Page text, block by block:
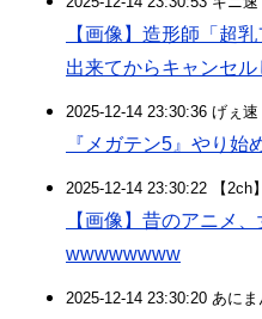
【画像】造形師「超
出来てからキャンセル
2025-12-14 23:30:36 げぇ速
『メガテン5』やり始
2025-12-14 23:30:22 【2ch
【画像】昔のアニメ
wwwwwwww
2025-12-14 23:30:20 あに